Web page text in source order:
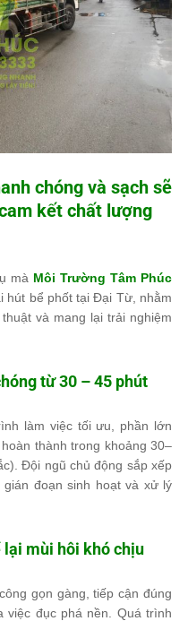
chóng và sạch sẽ
kết chất lượng
mà Môi Trường Tâm Phúc
hút bể phốt tại Đại Từ, nhằm
và mang lại trải nghiệm
từ 30 – 45 phút
làm việc tối ưu, phần lớn
thành trong khoảng 30–
Đội ngũ chủ động sắp xếp
đoạn sinh hoạt và xử lý
lại mùi hôi khó chịu
gọn gàng, tiếp cận đúng
việc đục phá nền. Quá trình